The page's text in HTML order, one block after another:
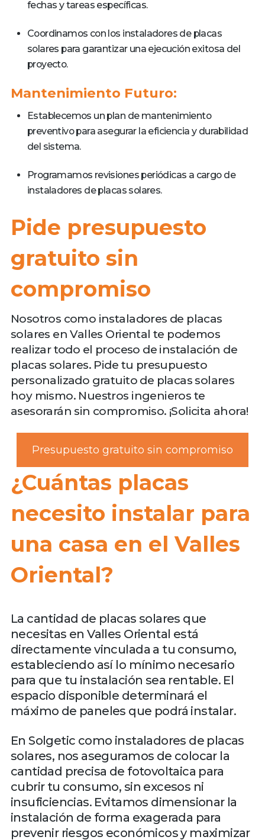
fechas y tareas específicas.
Coordinamos con los instaladores de placas
solares para garantizar una ejecución exitosa del
proyecto.
Mantenimiento Futuro:
Establecemos un plan de mantenimiento
preventivo para asegurar la eficiencia y durabilidad
del sistema.
Programamos revisiones periódicas a cargo de
instaladores de placas solares.
Pide presupuesto
gratuito sin
compromiso
Nosotros como instaladores de placas
solares en Valles Oriental te podemos
realizar todo el proceso de instalación de
placas solares. Pide tu presupuesto
personalizado gratuito de placas solares
hoy mismo. Nuestros ingenieros te
asesorarán sin compromiso. ¡Solicita ahora!
Presupuesto gratuito sin compromiso
¿Cuántas placas
necesito instalar para
una casa en el Valles
Oriental?
La cantidad de placas solares que
necesitas en Valles Oriental está
directamente vinculada a tu consumo,
estableciendo así lo mínimo necesario
para que tu instalación sea rentable. El
espacio disponible determinará el
máximo de paneles que podrá instalar.
En Solgetic como instaladores de placas
solares, nos aseguramos de colocar la
cantidad precisa de fotovoltaica para
cubrir tu consumo, sin excesos ni
insuficiencias. Evitamos dimensionar la
instalación de forma exagerada para
prevenir riesgos económicos y maximizar